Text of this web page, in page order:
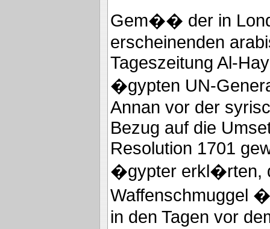
Gem�� der in
erscheinenden
Tageszeitung Al-
�gypten UN-
Annan vor der
Bezug auf die
Resolution 1701
�gypter erkl�rten,
Waffenschmuggel
in den Tagen vor